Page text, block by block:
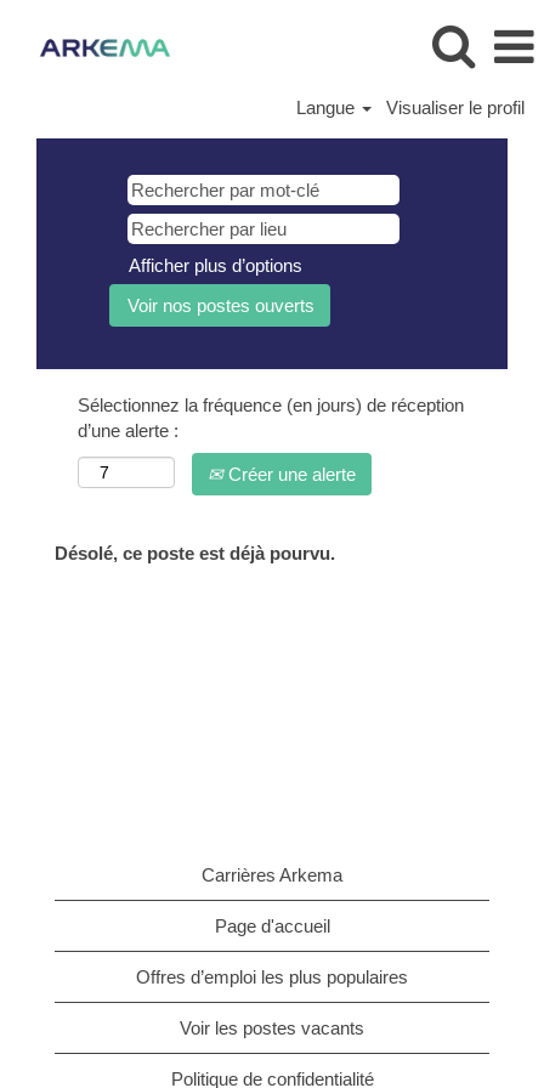
Langue Visualiser le profil
Afficher plus d’options
Sélectionnez la fréquence (en jours) de réception
d’une alerte :
Créer une alerte
Désolé, ce poste est déjà pourvu.
Carrières Arkema
Page d'accueil
Offres d’emploi les plus populaires
Voir les postes vacants
Politique de confidentialité